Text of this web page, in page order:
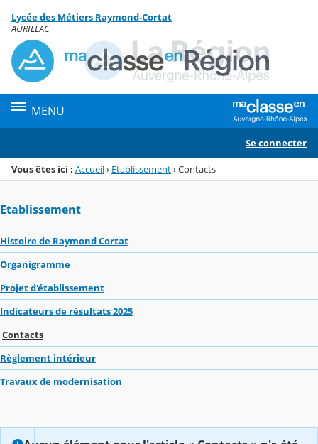
Menu de la rubrique
Contenu
Lycée des Métiers Raymond-Cortat
AURILLAC
MENU
Se connecter
Vous êtes ici : Accueil› Etablissement›Contacts
Etablissement
Histoire de Raymond Cortat
Organigramme
Projet d'établissement
Indicateurs de résultats 2025
Contacts
Règlement intérieur
Travaux de modernisation